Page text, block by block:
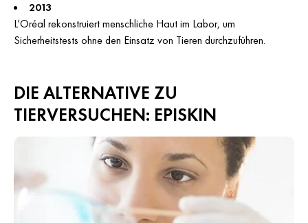
2013
L’Oréal rekonstruiert menschliche Haut im Labor, um
Sicherheitstests ohne den Einsatz von Tieren durchzuführen.
DIE ALTERNATIVE ZU
TIERVERSUCHEN: EPISKIN